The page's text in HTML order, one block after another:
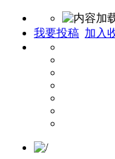
我要投稿 加入